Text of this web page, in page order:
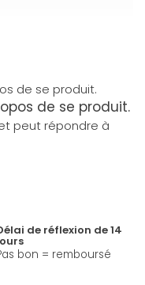
de se produit.
peut répondre à
de réflexion de 14
bon = remboursé